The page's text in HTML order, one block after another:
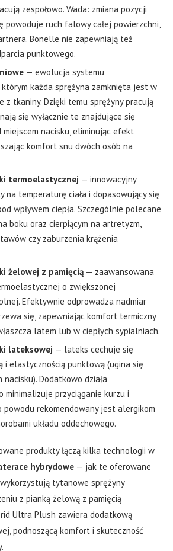
zespołowo. Wada: zmiana pozycji
powoduje ruch falowy całej powierzchni,
Bonelle nie zapewniają też
punktowego.
— ewolucja systemu
każda sprężyna zamknięta jest w
z tkaniny. Dzięki temu sprężyny pracują
się wyłącznie te znajdujące się
miejscem nacisku, eliminując efekt
komfort snu dwóch osób na
termoelastycznej — innowacyjny
na temperaturę ciała i dopasowujący się
wpływem ciepła. Szczególnie polecane
boku oraz cierpiącym na artretyzm,
czy zaburzenia krążenia
żelowej z pamięcią — zaawansowana
o zwiększonej
Efektywnie odprowadza nadmiar
się, zapewniając komfort termiczny
latem lub w ciepłych sypialniach.
lateksowej — lateks cechuje się
i elastycznością punktową (ugina się
Dodatkowo działa
minimalizuje przyciąganie kurzu i
rekomendowany jest alergikom
układu oddechowego.
produkty łączą kilka technologii w
hybrydowe — jak te oferowane
tytanowe sprężyny
z pianką żelową z pamięcią
Ultra Plush zawiera dodatkową
podnoszącą komfort i skuteczność